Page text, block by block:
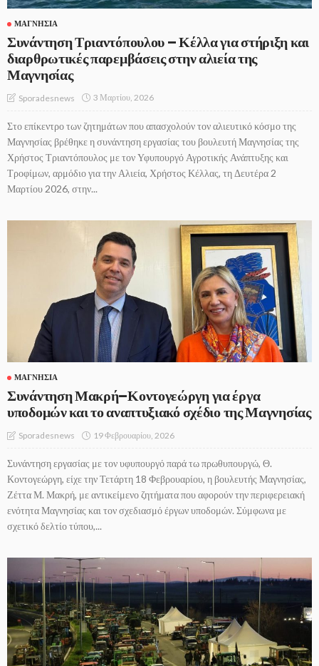
ΜΑΓΝΗΣΊΑ
Συνάντηση Τριαντόπουλου – Κέλλα για στήριξη και
διαρθρωτικές παρεμβάσεις στην αλιεία της
Μαγνησίας
Sporadesnews 3 Μαρτίου, 2026
Στο επίκεντρο των ζητημάτων που απασχολούν τον αλιευτικό κόσμο της
Μαγνησίας βρέθηκε η συνάντηση εργασίας του βουλευτή Μαγνησίας της
Χρήστος Τριαντόπουλος με τον Υφυπουργό Αγροτικής Ανάπτυξης και
Τροφίμων, αρμόδιο για την Αλιεία, Χρήστος Κέλλας, τη Δευτέρα 2
Μαρτίου 2026, στην...
ΜΑΓΝΗΣΊΑ
Συνάντηση Μακρή–Κοντογεώργη για έργα
υποδομών και το αναπτυξιακό σχέδιο της Μαγνησίας
Sporadesnews 19 Φεβρουαρίου, 2026
Συνάντηση εργασίας με τον υφυπουργό παρά τω πρωθυπουργώ, Θ.
Κοντογεώργη, είχε την Τετάρτη 18 Φεβρουαρίου, η βουλευτής Μαγνησίας,
Ζέττα Μ. Μακρή, με αντικείμενο ζητήματα που αφορούν την περιφερειακή
ενότητα Μαγνησίας και τον σχεδιασμό έργων υποδομών. Σύμφωνα με
σχετικό δελτίο τύπου,...